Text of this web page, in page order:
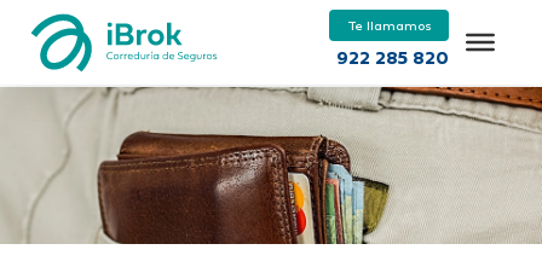
Te llamamos
922 285 820